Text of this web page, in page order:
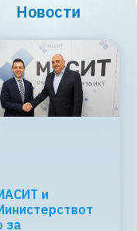
Новости
Регионалната
tech соработка